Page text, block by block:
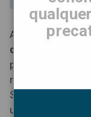
A Advocacia
dezembro
, o
participar da
realizada na
São Paulo (SP).
um ano de